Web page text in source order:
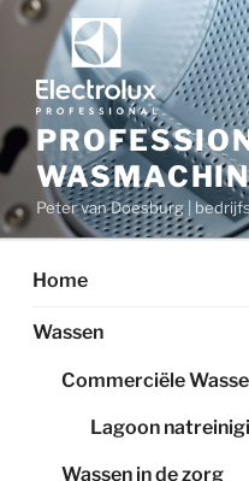
Ga
inhoud
Peter van Doesburg |
Home
Wassen
Commerciële
Lagoon
Wassen in de zorg